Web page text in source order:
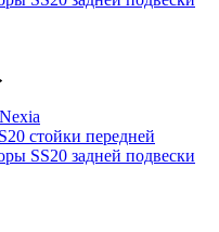
стойки передней
SS20 задней подвески